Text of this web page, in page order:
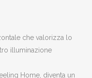
che valorizza lo
illuminazione
Home, diventa un